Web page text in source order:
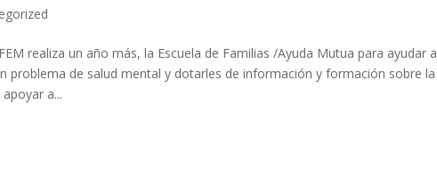
realiza un año más, la Escuela de Familias /Ayuda Mutua para ayudar a
problema de salud mental y dotarles de información y formación sobre la
a...